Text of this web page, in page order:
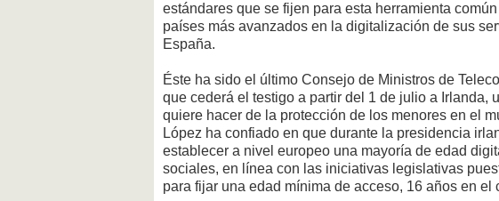
estándares que se fijen para esta herramienta
países más avanzados en la digitalización de sus
España.
Éste ha sido el último Consejo de Ministros de
que cederá el testigo a partir del 1 de julio a Irlanda,
quiere hacer de la protección de los menores en el
López ha confiado en que durante la presidencia
establecer a nivel europeo una mayoría de edad
sociales, en línea con las iniciativas legislativas
para fijar una edad mínima de acceso, 16 años en